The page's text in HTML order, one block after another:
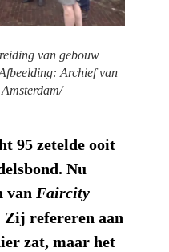
van gebouw
Archief van
95 zetelde ooit
Nu
van Faircity
Zij refereren aan
zat, maar het